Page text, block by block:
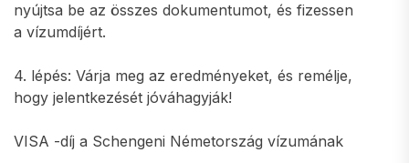
nyújtsa be az összes dokumentumot, és fizessen
a vízumdíjért.
4. lépés: Várja meg az eredményeket, és remélje,
hogy jelentkezését jóváhagyják!
VISA -díj a Schengeni Németország vízumának